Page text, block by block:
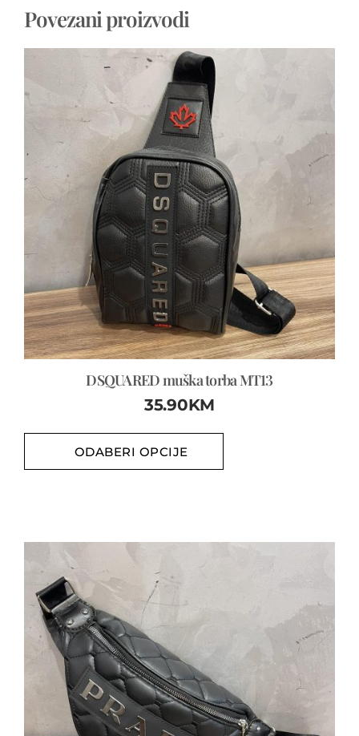
Povezani proizvodi
DSQUARED muška torba MT13
35.90KM
ODABERI OPCIJE